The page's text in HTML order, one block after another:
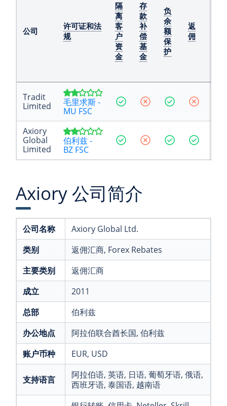
公司
许可证和法
规
隔
离
客
户
资
金
存
款
补
偿
基
金
负
余
额
保
护
返
佣
Tradit
Limited
毛里求斯 -
MU FSC
Axiory
Global
Limited
伯利兹 -
BZ FSC
Axiory 公司简介
公司名称
Axiory Global Ltd.
类别
返佣汇商, Forex Rebates
主要类别
返佣汇商
成立
2011
总部
伯利兹
办公地点
阿拉伯联合酋长国, 伯利兹
账户币种
EUR, USD
支持语言 阿拉伯语, 英语, 日语, 葡萄牙语, 俄语,
西班牙语, 泰国语, 越南语